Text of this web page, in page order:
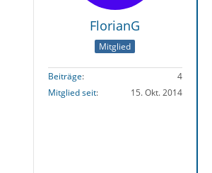
FlorianG
Mitglied
Beiträge
4
Mitglied seit
15. Okt. 2014